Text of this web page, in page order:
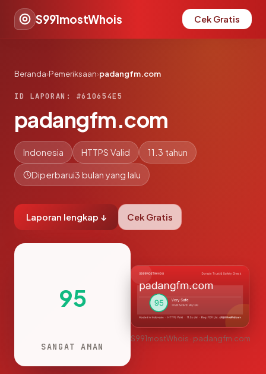
S991mostWhois Cek Gratis
Beranda›Pemeriksaan›padangfm.com
ID LAPORAN: #610654E5
padangfm.com
Indonesia HTTPS Valid 11.3 tahun
Diperbarui3 bulan yang lalu
Laporan lengkap ↓ Cek Gratis
95
SANGAT AMAN
S991mostWhois · padangfm.com